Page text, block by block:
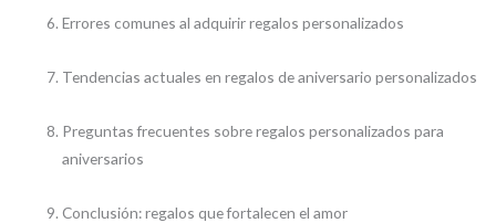
Errores comunes al adquirir regalos personalizados
Tendencias actuales en regalos de aniversario personalizados
Preguntas frecuentes sobre regalos personalizados para
aniversarios
Conclusión: regalos que fortalecen el amor